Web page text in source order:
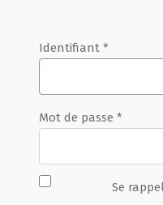
Identifiant *
Mot de passe *
Se